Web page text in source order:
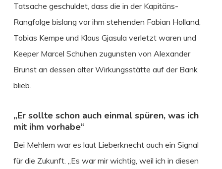
Tatsache geschuldet, dass die in der Kapitäns-
Rangfolge bislang vor ihm stehenden Fabian Holland,
Tobias Kempe und Klaus Gjasula verletzt waren und
Keeper Marcel Schuhen zugunsten von Alexander
Brunst an dessen alter Wirkungsstätte auf der Bank
blieb.
„Er sollte schon auch einmal spüren, was ich
mit ihm vorhabe“
Bei Mehlem war es laut Lieberknecht auch ein Signal
für die Zukunft. „Es war mir wichtig, weil ich in diesen